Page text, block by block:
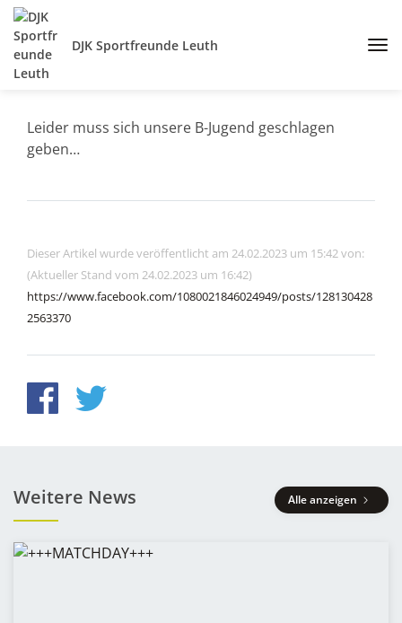
DJK Sportfreunde Leuth
Leider muss sich unsere B-Jugend geschlagen
geben…
Dieser Artikel wurde veröffentlicht am 24.02.2023 um 15:42 von:
(Aktueller Stand vom 24.02.2023 um 16:42)
https://www.facebook.com/1080021846024949/posts/128130428
2563370
Weitere News Alle anzeigen